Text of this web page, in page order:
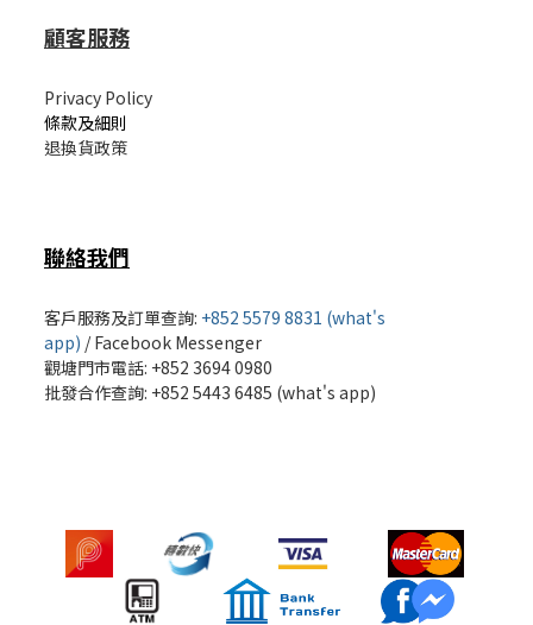
顧客服務
Privacy Policy
條款及細則
退換貨政策
聯絡我們
客戶服務及訂單查詢: +852 5579 8831 (what's
app) /Facebook Messenger
觀塘門市電話: +852 3694 0980
批發合作查詢: +852 5443 6485 (what's app)